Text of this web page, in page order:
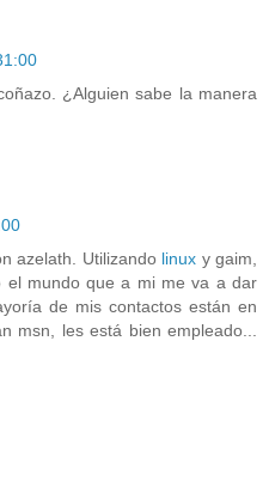
¿Alguien sabe la manera
azelath. Utilizando linux y gaim,
el mundo que a mi me va a dar
de mis contactos están en
msn, les está bien empleado...